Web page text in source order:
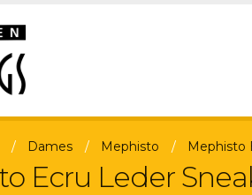
Dames Mephisto Mephisto
Ecru Leder